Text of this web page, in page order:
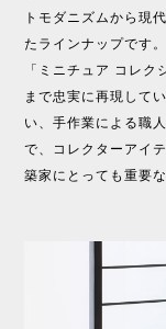
トモダニズムから現
たラインナップです
「ミニチュア コレ
まで忠実に再現して
い、手作業による職
で、コレクターアイ
築家にとっても重要